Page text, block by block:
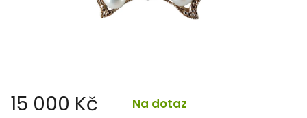
15 000 Kč Na dotaz